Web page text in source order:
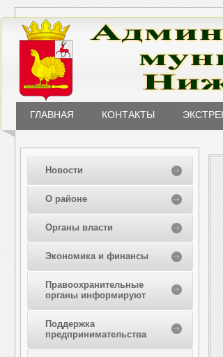
ГЛАВНАЯ КОНТАКТЫ
Новости
О районе
Органы власти
Экономика и финансы
Правоохранительные
органы информируют
Поддержка
предпринимательства